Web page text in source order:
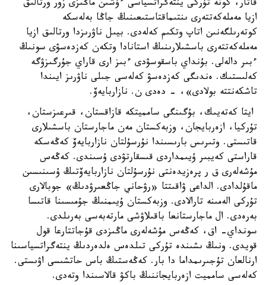
قاتار، كونە تۇركى ينتەگراتسياسى ءۇشىن ماڭىزى زور ورتالىق
ازيا مەملەكەتتەرى ىنتىماقتاستىعىنىڭ جاڭا بەلەسكە
كوتەرىلگەنىن اتاپ وتكىم كەلەدى. بيىل ناۋرىزدا ورتالىق ازيا
مەملەكەتتەرى باسشىلارىنىڭ استانادا وتكەن كەزدەسۋى سونىڭ
ءبىر دالەلى. بۇنداي باسقوسۋدى ءبىز ارى قاراي جۇرگىزۋگە
كەلىستىك. ەندىگى كەزدەسۋ كەلەسى جىلى ناۋرىز ايىندا
تاشكەنتتە بولادى»، - دەدى ن. نازاربايەۆ.
ايتا كەتەيىك، بۇگىنگى سامميتكە قازاقستان، قىرعىزستان،
تۇركيا، ازەربايجان، وزبەكستان مەن ماجارستان باسشىلارى
قاتىستى. وتىرىس بارىسىندا نۇرسۇلتان نازاربايەۆ كەڭەسكە
قاراستى كەيبىر ۇيىمداردى قىسقارتۋدى ۇسىندى. كەڭەس
مۇشەلەرى ق ر پرەزيدەنتى نۇرسۇلتان نازاربايەۆتىڭ ۇسىنىسىن
ماقۇلدادى. الداعى ۋاقىتتا «رۋحاني جاڭعىرۋدىڭ» جوبالارى
تۇركى الەمىنە تارالادى. وزبەكستان ۇيىمنىڭ جۇمىسىنا قاتىسا
بەرەدى. ال ماجارستانعا باقىلاۋشى مارتەبەسى بەرىلدى.
سونداي- اق، كەڭەس مۇشەلەرى ماڭىزدى قۇجاتتارعا قول
قويدى. ونىڭ ىشىندە تۇركى تىلدەس ەلدەردىڭ ينتەگراتسياسىنا
ارنالعان تۇجىرىمداما دا بار. كەڭەستىڭ باس حاتشىسى اۋىستى.
كەلەسى سامميت ازەربايجاننىڭ باكۋ قالاسىندا وتەدى.